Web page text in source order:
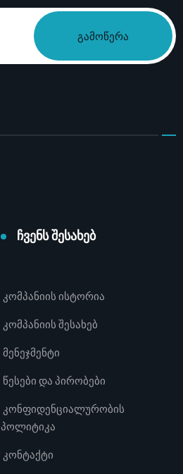
გამოწერა
ჩვენს შესახებ
კომპანიის ისტორია
კომპანიის შესახებ
მენეჯმენტი
წესები და პირობები
კონფიდენციალურობის
პოლიტიკა
კონტაქტი